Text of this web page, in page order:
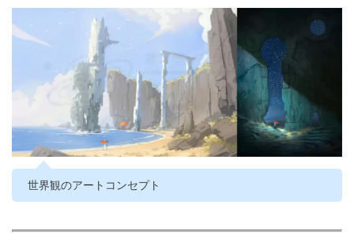
世界観のアートコンセプト